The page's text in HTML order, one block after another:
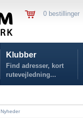
0 bestillinger
Klubber
Find adresser, kort
rutevejledning...
Nyheder